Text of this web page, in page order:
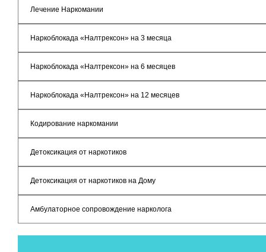
Лечение Наркомании
Наркоблокада «Налтрексон» на 3 месяца
Наркоблокада «Налтрексон» на 6 месяцев
Наркоблокада «Налтрексон» на 12 месяцев
Кодирование наркомании
Детоксикация от наркотиков
Детоксикация от наркотиков на Дому
Амбулаторное сопровождение нарколога